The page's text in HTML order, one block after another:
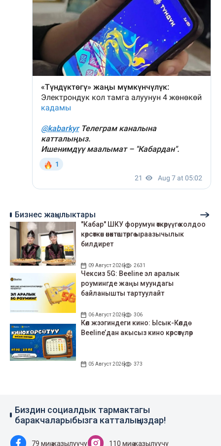
Бизнес жаңылыктары
"Кабар" ШКУ форумун өткөрүүгө колдоо
көрсөткөн өнөктөштөргө ыраазычылык
билдирет
09 Август 2026 2631
Чексиз 5G: Beeline эл аралык
роумингде жаңы муундагы
байланышты тартуулайт
06 Август 2026 306
Көл жээгиндеги кино: Ысык-Көлдө
Beeline’дан акысыз кино көрсөтүлөр
05 Август 2026 373
Биздин социалдык тармактагы
баракчаларыбызга катталыңыздар!
79 миң жазылуучу 110 миң жазылуучу